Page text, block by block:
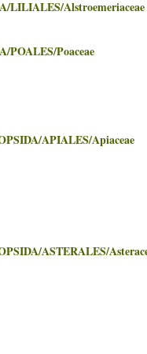
LILIALES/Alstroemeriaceae
Poaceae
APIALES/Apiaceae
ASTERALES/